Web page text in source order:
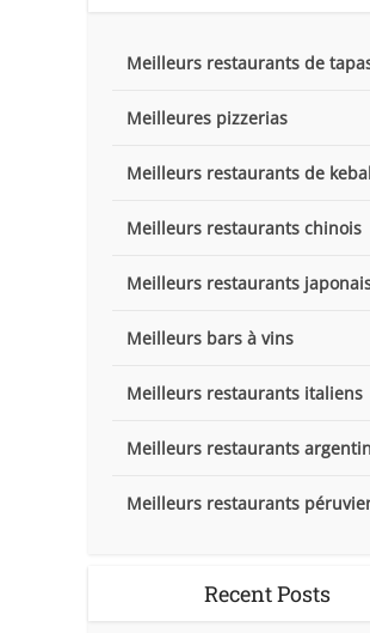
Meilleurs restaurants de
Meilleures pizzerias
Meilleurs restaurants de
Meilleurs restaurants chinois
Meilleurs restaurants
Meilleurs bars à vins
Meilleurs restaurants italiens
Meilleurs restaurants
Meilleurs restaurants
Recent Posts